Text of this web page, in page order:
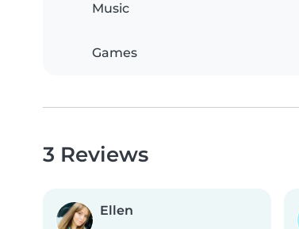
Music
Games
3 Reviews
Ellen